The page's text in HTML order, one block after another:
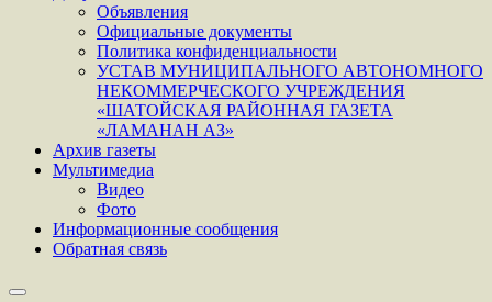
Объявления
Официальные документы
Политика конфиденциальности
УСТАВ МУНИЦИПАЛЬНОГО АВТОНОМНОГО
НЕКОММЕРЧЕСКОГО УЧРЕЖДЕНИЯ
«ШАТОЙСКАЯ РАЙОННАЯ ГАЗЕТА
«ЛАМАНАН АЗ»
Архив газеты
Мультимедиа
Видео
Фото
Информационные сообщения
Обратная связь